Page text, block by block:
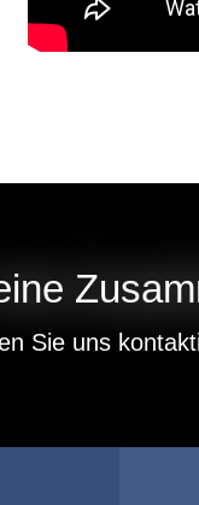
Sie uns